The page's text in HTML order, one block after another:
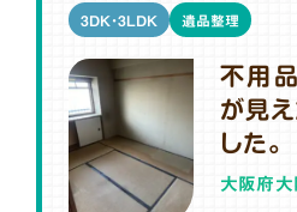
不用
が見
した。
大阪府大
3DK・3LDK 遺品整理